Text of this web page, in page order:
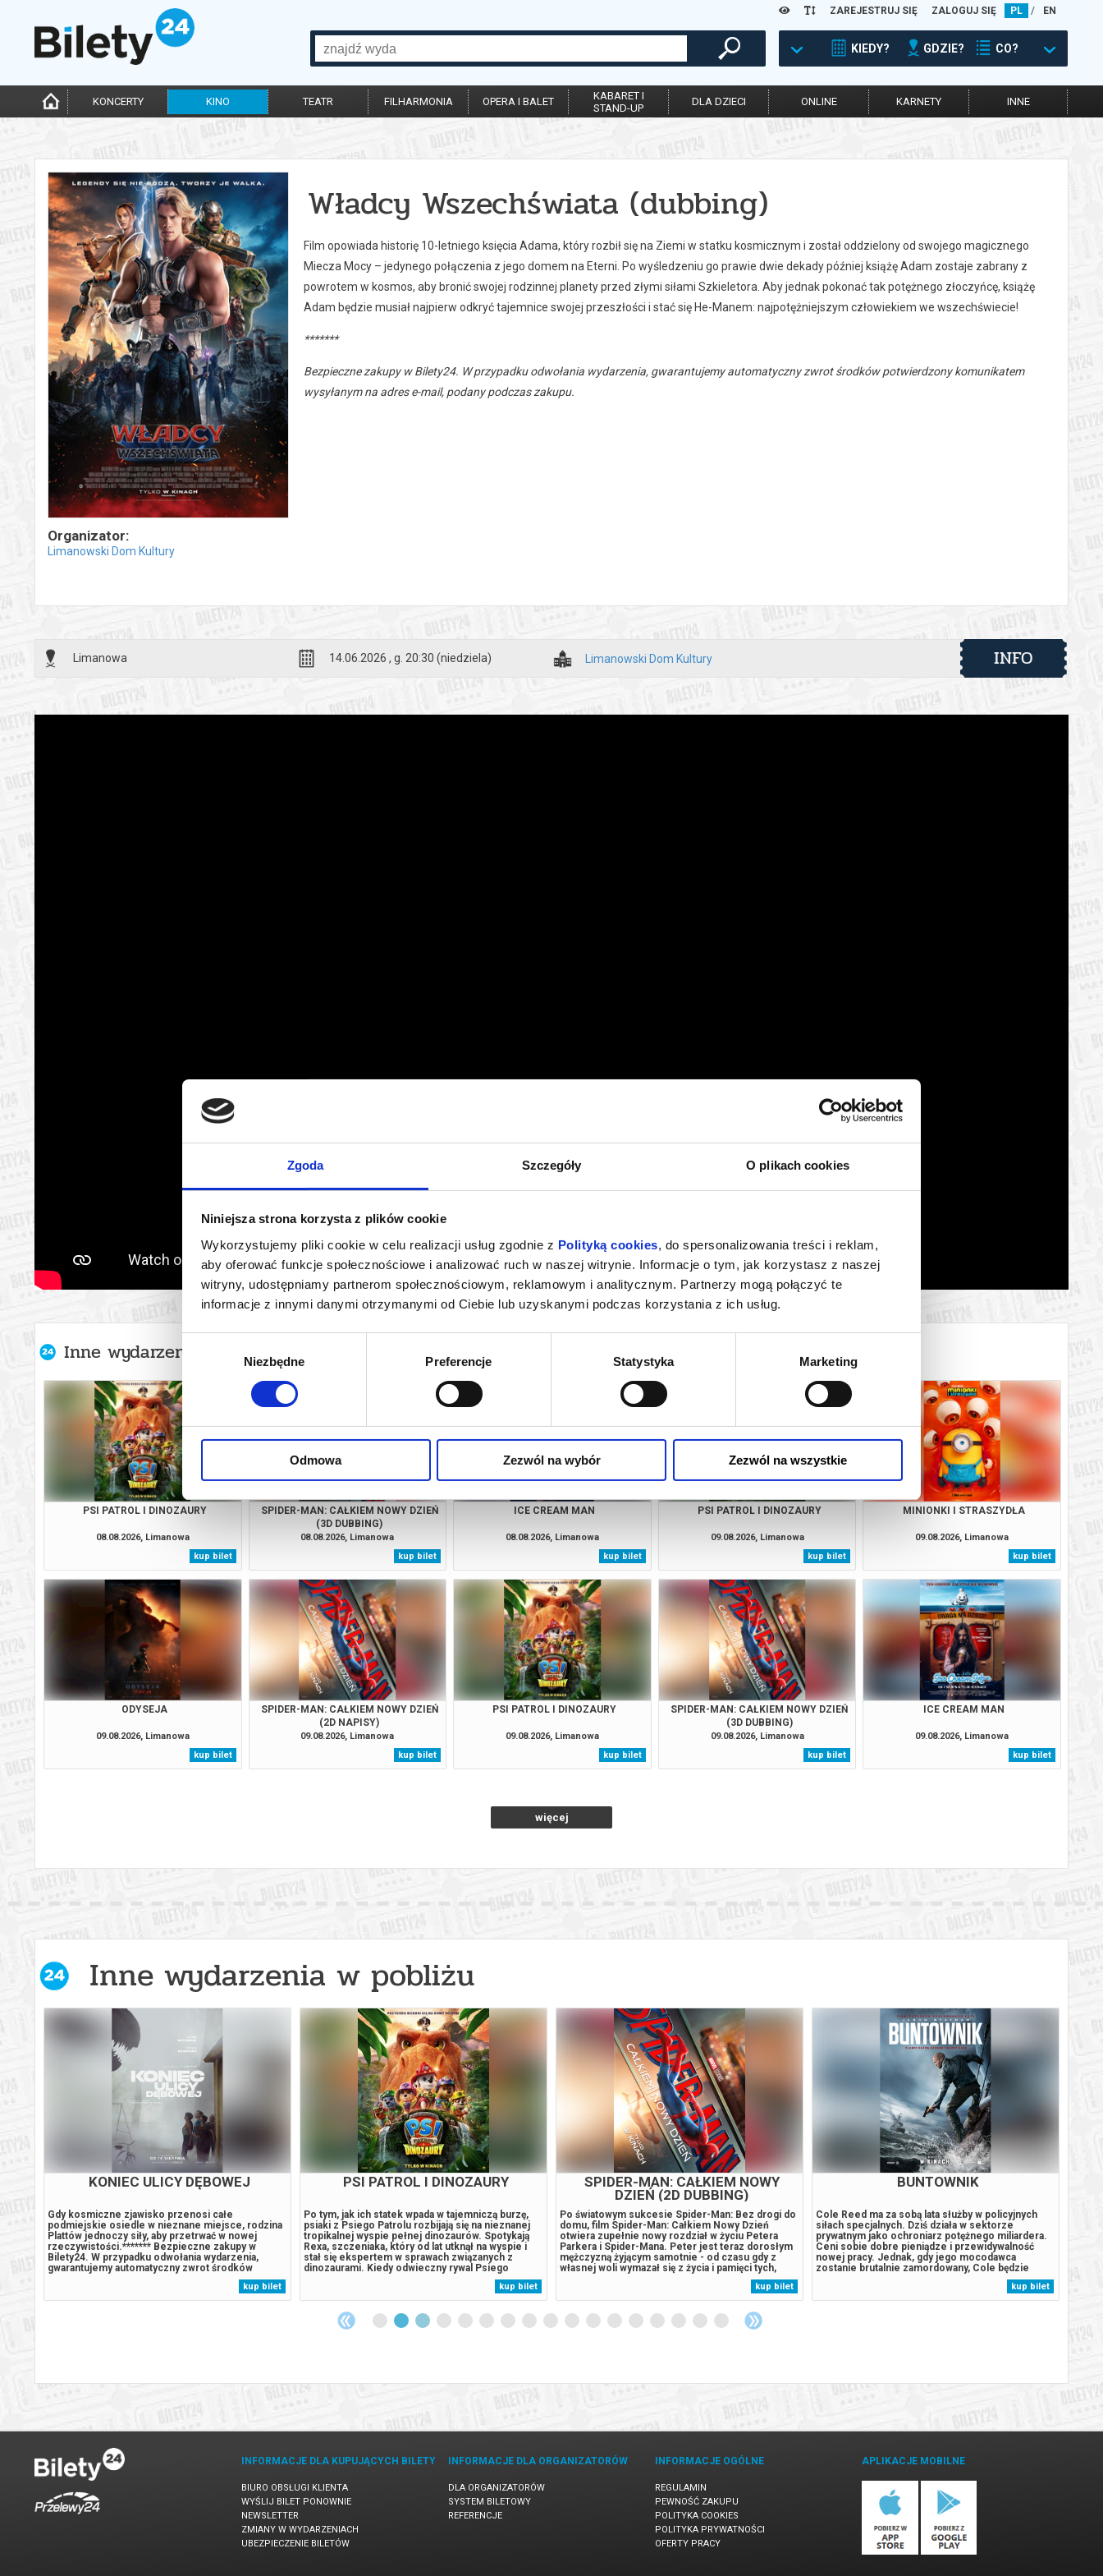
Zgoda Szczegóły O plikach cookies
Niniejsza strona korzysta z plików cookie
Wykorzystujemy pliki cookie w celu realizacji usług zgodnie z Polityką cookies, do spersonalizowania treści i reklam,
aby oferować funkcje społecznościowe i analizować ruch w naszej witrynie. Informacje o tym, jak korzystasz z naszej
witryny, udostępniamy partnerom społecznościowym, reklamowym i analitycznym. Partnerzy mogą połączyć te
informacje z innymi danymi otrzymanymi od Ciebie lub uzyskanymi podczas korzystania z ich usług.
Niezbędne Preferencje Statystyka Marketing
Odmowa Zezwól na wybór Zezwól na wszystkie
ZAREJESTRUJ SIĘ ZALOGUJ SIĘ PL / EN
KIEDY? GDZIE? CO?
KONCERTY KINO TEATR FILHARMONIA OPERA I BALET
KABARET I
STAND-UP
DLA DZIECI ONLINE KARNETY INNE
Organizator:
Limanowski Dom Kultury
Władcy Wszechświata (dubbing)
Film opowiada historię 10-letniego księcia Adama, który rozbił się na Ziemi w statku kosmicznym i został oddzielony od swojego magicznego
Miecza Mocy – jedynego połączenia z jego domem na Eterni. Po wyśledzeniu go prawie dwie dekady później książę Adam zostaje zabrany z
powrotem w kosmos, aby bronić swojej rodzinnej planety przed złymi siłami Szkieletora. Aby jednak pokonać tak potężnego złoczyńcę, książę
Adam będzie musiał najpierw odkryć tajemnice swojej przeszłości i stać się He-Manem: najpotężniejszym człowiekiem we wszechświecie!
*******
Bezpieczne zakupy w Bilety24. W przypadku odwołania wydarzenia, gwarantujemy automatyczny zwrot środków potwierdzony komunikatem
wysyłanym na adres e-mail, podany podczas zakupu.
Limanowa 14.06.2026 , g. 20:30 (niedziela) Limanowski Dom Kultury INFO
Inne wydarzenia organizatora
PSI PATROL I DINOZAURY
08.08.2026, Limanowa
kup bilet
SPIDER-MAN: CAŁKIEM NOWY DZIEŃ
(3D DUBBING)
08.08.2026, Limanowa
kup bilet
ICE CREAM MAN
08.08.2026, Limanowa
kup bilet
PSI PATROL I DINOZAURY
09.08.2026, Limanowa
kup bilet
MINIONKI I STRASZYDŁA
09.08.2026, Limanowa
kup bilet
ODYSEJA
09.08.2026, Limanowa
kup bilet
SPIDER-MAN: CAŁKIEM NOWY DZIEŃ
(2D NAPISY)
09.08.2026, Limanowa
kup bilet
PSI PATROL I DINOZAURY
09.08.2026, Limanowa
kup bilet
SPIDER-MAN: CAŁKIEM NOWY DZIEŃ
(3D DUBBING)
09.08.2026, Limanowa
kup bilet
ICE CREAM MAN
09.08.2026, Limanowa
kup bilet
więcej
Inne wydarzenia w pobliżu
KONIEC ULICY DĘBOWEJ
Gdy kosmiczne zjawisko przenosi całe
podmiejskie osiedle w nieznane miejsce, rodzina
Plattów jednoczy siły, aby przetrwać w nowej
rzeczywistości.******* Bezpieczne zakupy w
Bilety24. W przypadku odwołania wydarzenia,
gwarantujemy automatyczny zwrot środków
potwierdzony komunikatem wysyłanym na adres
kup bilet
PSI PATROL I DINOZAURY
Po tym, jak ich statek wpada w tajemniczą burzę,
psiaki z Psiego Patrolu rozbijają się na nieznanej
tropikalnej wyspie pełnej dinozaurów. Spotykają
Rexa, szczeniaka, który od lat utknął na wyspie i
stał się ekspertem w sprawach związanych z
dinozaurami. Kiedy odwieczny rywal Psiego
Patrolu, Humdinger, rozpoczyna brawurową
nieumyślnie powoduje erupcję ogromnego,...
kup bilet
SPIDER-MAN: CAŁKIEM NOWY
DZIEŃ (2D DUBBING)
Po światowym sukcesie Spider-Man: Bez drogi do
domu, film Spider-Man: Całkiem Nowy Dzień
otwiera zupełnie nowy rozdział w życiu Petera
Parkera i Spider-Mana. Peter jest teraz dorosłym
mężczyzną żyjącym samotnie - od czasu gdy z
własnej woli wymazał się z życia i pamięci tych,
których kochał. Walcząc z przestępczością w
Nowym Jorku, który nie zna już jego imienia, w
pełni poświęcił się ochronie miasta....
kup bilet
BUNTOWNIK
Cole Reed ma za sobą lata służby w policyjnych
siłach specjalnych. Dziś działa w sektorze
prywatnym jako ochroniarz potężnego miliardera.
Ceni sobie dobre pieniądze i przewidywalność
nowej pracy. Jednak, gdy jego mocodawca
zostanie brutalnie zamordowany, Cole będzie
musiał znów stanąć do walki z potężnym wrogiem.
Ścigając zabójców trafi na trop międzynarodowego
spisku handlarzy ludźmi, który sięga...
kup bilet
INFORMACJE DLA KUPUJĄCYCH BILETY
BIURO OBSŁUGI KLIENTA
WYŚLIJ BILET PONOWNIE
NEWSLETTER
ZMIANY W WYDARZENIACH
UBEZPIECZENIE BILETÓW
INFORMACJE DLA ORGANIZATORÓW
DLA ORGANIZATORÓW
SYSTEM BILETOWY
REFERENCJE
INFORMACJE OGÓLNE
REGULAMIN
PEWNOŚĆ ZAKUPU
POLITYKA COOKIES
POLITYKA PRYWATNOŚCI
OFERTY PRACY
APLIKACJE MOBILNE